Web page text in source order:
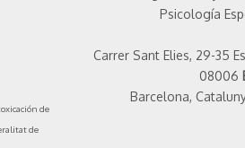
de
de
Psicología
Carrer Sant Elies, 29-35
08006
Barcelona,